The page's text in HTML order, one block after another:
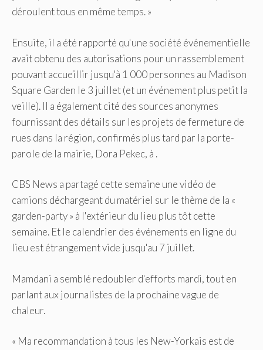
déroulent tous en même temps. »
Ensuite, il a été rapporté qu'une société événementielle
avait obtenu des autorisations pour un rassemblement
pouvant accueillir jusqu'à 1 000 personnes au Madison
Square Garden le 3 juillet (et un événement plus petit la
veille). Il a également cité des sources anonymes
fournissant des détails sur les projets de fermeture de
rues dans la région, confirmés plus tard par la porte-
parole de la mairie, Dora Pekec, à .
CBS News a partagé cette semaine une vidéo de
camions déchargeant du matériel sur le thème de la «
garden-party » à l'extérieur du lieu plus tôt cette
semaine. Et le calendrier des événements en ligne du
lieu est étrangement vide jusqu'au 7 juillet.
Mamdani a semblé redoubler d'efforts mardi, tout en
parlant aux journalistes de la prochaine vague de
chaleur.
« Ma recommandation à tous les New-Yorkais est de